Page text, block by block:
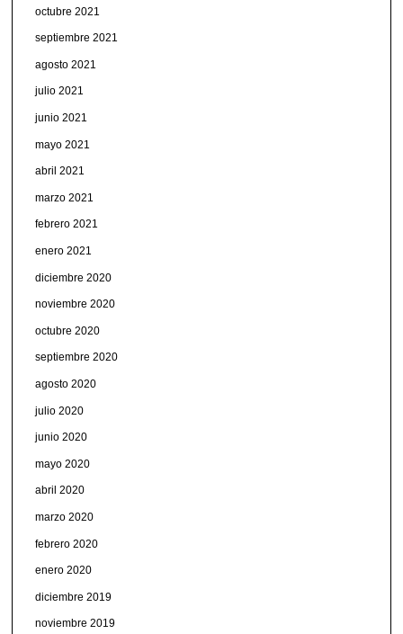
octubre 2021
septiembre 2021
agosto 2021
julio 2021
junio 2021
mayo 2021
abril 2021
marzo 2021
febrero 2021
enero 2021
diciembre 2020
noviembre 2020
octubre 2020
septiembre 2020
agosto 2020
julio 2020
junio 2020
mayo 2020
abril 2020
marzo 2020
febrero 2020
enero 2020
diciembre 2019
noviembre 2019